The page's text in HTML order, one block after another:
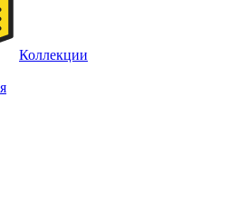
Коллекции